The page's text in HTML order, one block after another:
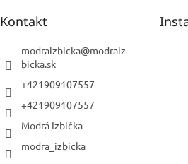
Kontakt
modraizbicka@modraiz
bicka.sk
+421909107557
+421909107557
Modrá Izbička
modra_izbicka